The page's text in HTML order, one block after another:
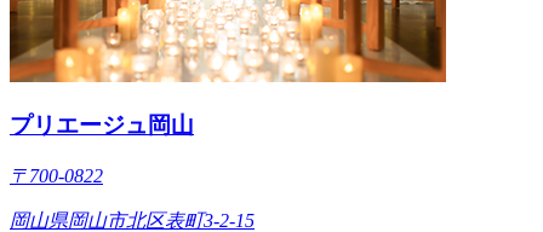
プリエージュ岡山
〒700-0822
岡山県岡山市北区表町3-2-15